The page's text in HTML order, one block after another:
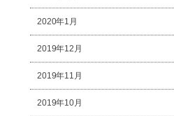
2020年1月
2019年12月
2019年11月
2019年10月